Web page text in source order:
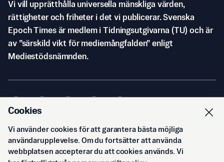
Vi vill upprätthålla universella mänskliga värden,
rättigheter och friheter i det vi publicerar. Svenska
Epoch Times är medlem i Tidningsutgivarna (TU) och är
av ”särskild vikt för mediemångfalden” enligt
Mediestödsnämnden.
© Svenska Epoch Times AB2026
Cookies
Vi använder cookies för att garantera bästa möjliga
användarupplevelse. Om du fortsätter att använda
webbplatsen accepterar du att cookies används. Vi